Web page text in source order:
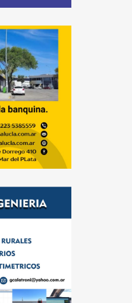
provincia
16 de julio de 2026